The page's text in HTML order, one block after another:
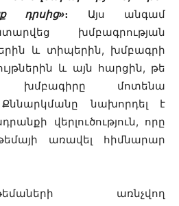
դրսից»։ Այս անգամ
խմբագրության
և տիպերին, խմբագրի
և այն հարցին, թե
խմբագիրը մոտենա
Քննարկմանը նախորդել է
վերլուծություն, որը
առավել հիմնարար
առնչվող